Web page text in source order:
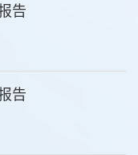
告
告